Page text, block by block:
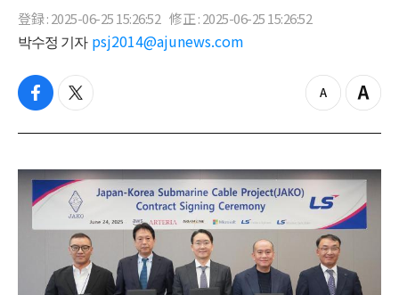
登録 : 2025-06-25 15:26:52 修正 : 2025-06-25 15:26:52
박수정 기자 psj2014@ajunews.com
f
c
b
o
o
t
i
t
e
r
z
o
o
u
t
Z
o
i
n